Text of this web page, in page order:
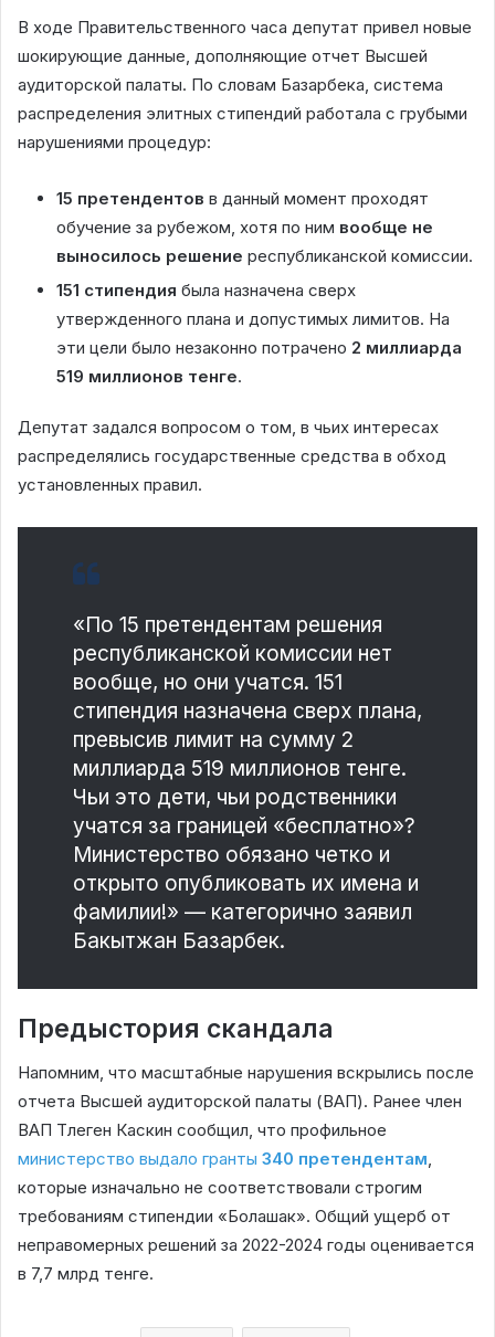
В ходе Правительственного часа депутат привел новые
шокирующие данные, дополняющие отчет Высшей
аудиторской палаты. По словам Базарбека, система
распределения элитных стипендий работала с грубыми
нарушениями процедур:
15 претендентов в данный момент проходят
обучение за рубежом, хотя по ним вообще не
выносилось решение республиканской комиссии.
151 стипендия была назначена сверх
утвержденного плана и допустимых лимитов. На
эти цели было незаконно потрачено 2 миллиарда
519 миллионов тенге.
Депутат задался вопросом о том, в чьих интересах
распределялись государственные средства в обход
установленных правил.
«По 15 претендентам решения
республиканской комиссии нет
вообще, но они учатся. 151
стипендия назначена сверх плана,
превысив лимит на сумму 2
миллиарда 519 миллионов тенге.
Чьи это дети, чьи родственники
учатся за границей «бесплатно»?
Министерство обязано четко и
открыто опубликовать их имена и
фамилии!» — категорично заявил
Бакытжан Базарбек.
Предыстория скандала
Напомним, что масштабные нарушения вскрылись после
отчета Высшей аудиторской палаты (ВАП). Ранее член
ВАП Тлеген Каскин сообщил, что профильное
министерство выдало гранты 340 претендентам,
которые изначально не соответствовали строгим
требованиям стипендии «Болашак». Общий ущерб от
неправомерных решений за 2022-2024 годы оценивается
в 7,7 млрд тенге.